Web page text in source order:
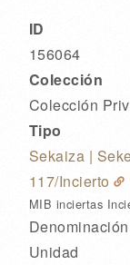
ID
156064
Colección
Colección
Tipo
Sekaiza |
117/Incierto
MIB inciertas
Denominación
Unidad